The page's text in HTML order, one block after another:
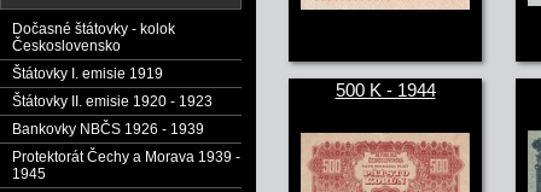
Dočasné štátovky - kolok
Československo
Štátovky I. emisie 1919
Štátovky II. emisie 1920 - 1923
Bankovky NBČS 1926 - 1939
Protektorát Čechy a Morava 1939 -
1945
500 K - 1944